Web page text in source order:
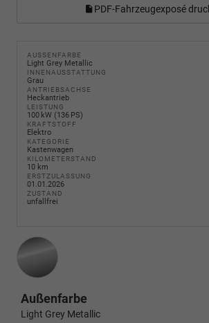
PDF-Fahrzeugexposé
AUSSENFARBE
Light Grey Metallic
INNENAUSSTATTUNG
Grau
ANTRIEBSACHSE
Heckantrieb
LEISTUNG
100 kW (136 PS)
KRAFTSTOFF
Elektro
KATEGORIE
Kastenwagen
KILOMETERSTAND
10 km
ERSTZULASSUNG
01.01.2026
ZUSTAND
unfallfrei
Außenfarbe
Light Grey Metallic